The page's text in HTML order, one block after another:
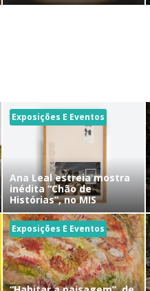
Exposições E Eventos
Ana Leal estreia mostra
inédita “Chão de
Histórias”, no MIS
Exposições E Eventos